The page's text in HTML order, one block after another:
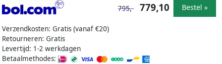
Verzendkosten: Gratis (vanaf €20)
Retourneren: Gratis
Levertijd: 1-2 werkdagen
Betaalmethodes:
795,- 779,10 Bestel »